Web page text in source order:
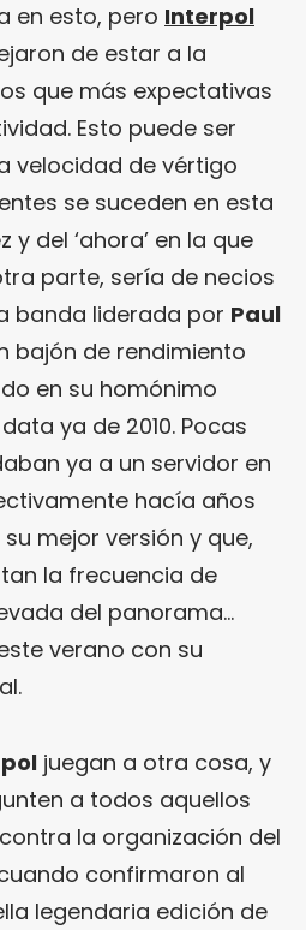
en esto, pero Interpol
de estar a la
que más expectativas
Esto puede ser
velocidad de vértigo
se suceden en esta
del ‘ahora’ en la que
parte, sería de necios
banda liderada por Paul
bajón de rendimiento
en su homónimo
ya de 2010. Pocas
ya a un servidor en
hacía años
mejor versión y que,
la frecuencia de
del panorama…
verano con su
juegan a otra cosa, y
a todos aquellos
la organización del
confirmaron al
legendaria edición de